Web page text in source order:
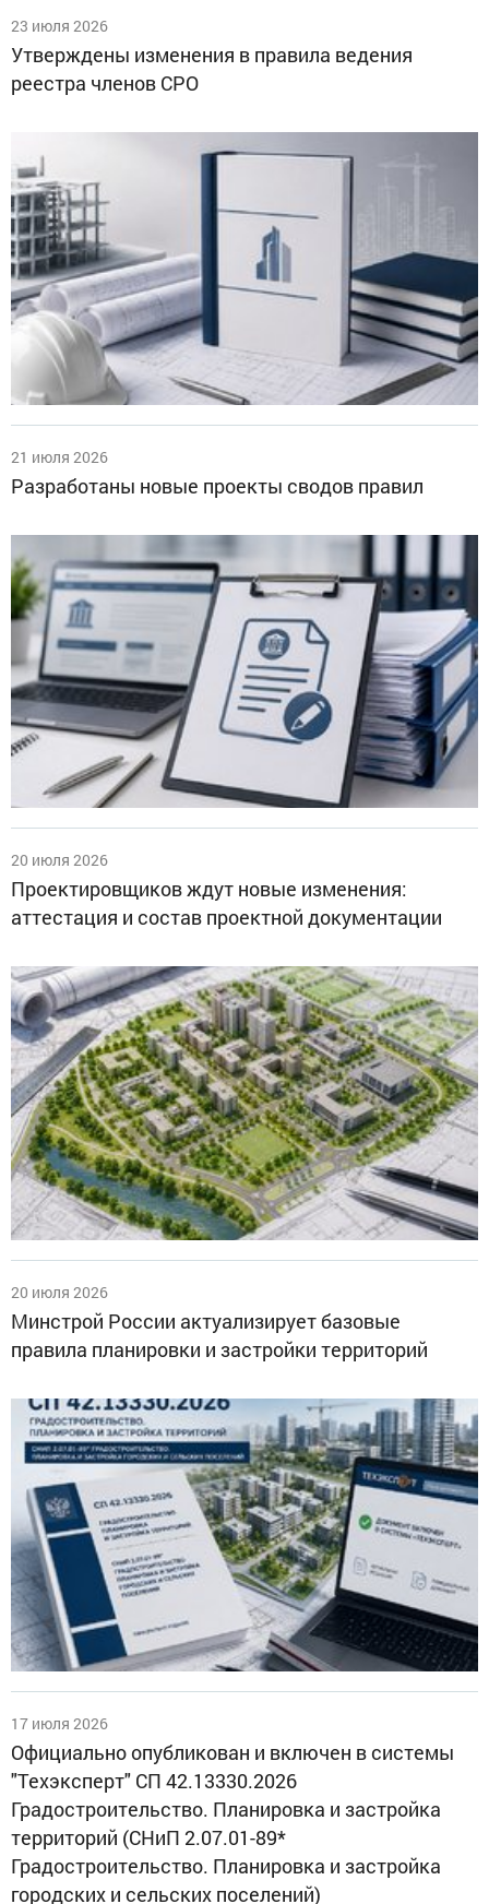
23 июля 2026
Утверждены изменения в правила ведения
реестра членов СРО
21 июля 2026
Разработаны новые проекты сводов правил
20 июля 2026
Проектировщиков ждут новые изменения:
аттестация и состав проектной документации
20 июля 2026
Минстрой России актуализирует базовые
правила планировки и застройки территорий
17 июля 2026
Официально опубликован и включен в системы
"Техэксперт" СП 42.13330.2026
Градостроительство. Планировка и застройка
территорий (СНиП 2.07.01-89*
Градостроительство. Планировка и застройка
городских и сельских поселений)